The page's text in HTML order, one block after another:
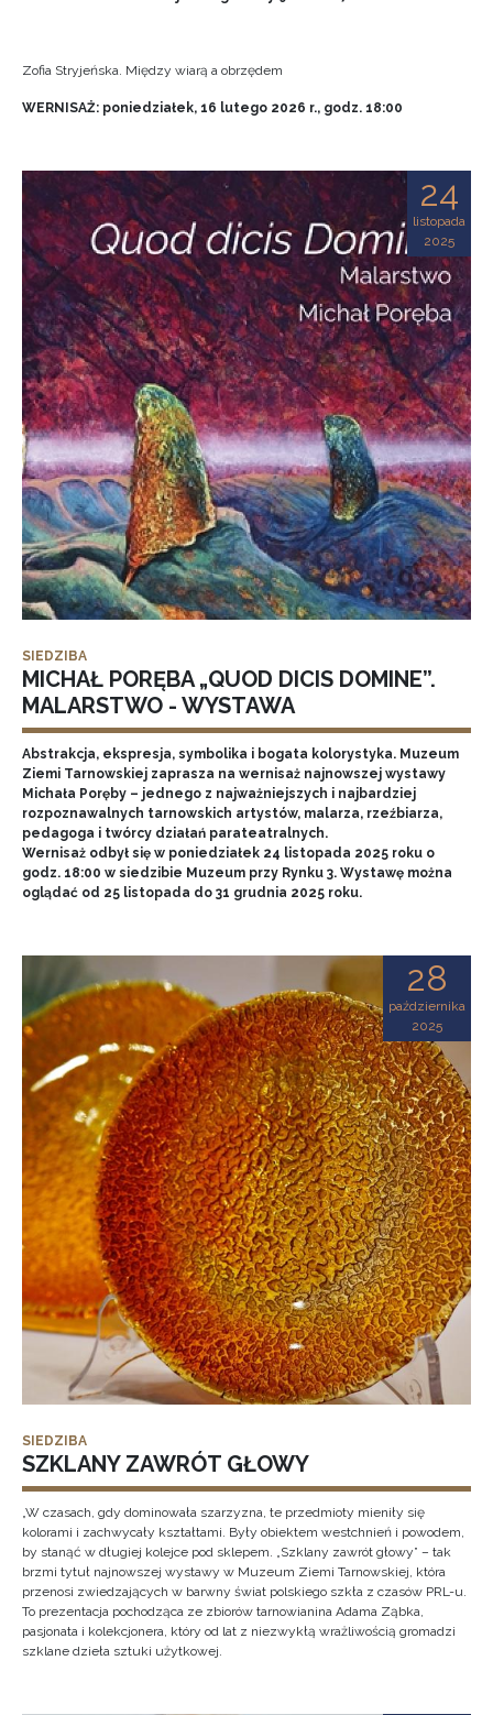
Zofia Stryjeńska. Między wiarą a obrzędem
WERNISAŻ: poniedziałek, 16 lutego 2026 r., godz. 18:00
24
listopada
2025
SIEDZIBA
MICHAŁ PORĘBA „QUOD DICIS DOMINE”.
MALARSTWO - WYSTAWA
Abstrakcja, ekspresja, symbolika i bogata kolorystyka. Muzeum
Ziemi Tarnowskiej zaprasza na wernisaż najnowszej wystawy
Michała Poręby – jednego z najważniejszych i najbardziej
rozpoznawalnych tarnowskich artystów, malarza, rzeźbiarza,
pedagoga i twórcy działań parateatralnych.
Wernisaż odbył się w poniedziałek 24 listopada 2025 roku o
godz. 18:00 w siedzibie Muzeum przy Rynku 3. Wystawę można
oglądać od 25 listopada do 31 grudnia 2025 roku.
28
października
2025
SIEDZIBA
SZKLANY ZAWRÓT GŁOWY
„W czasach, gdy dominowała szarzyzna, te przedmioty mieniły się
kolorami i zachwycały kształtami. Były obiektem westchnień i powodem,
by stanąć w długiej kolejce pod sklepem. „Szklany zawrót głowy” – tak
brzmi tytuł najnowszej wystawy w Muzeum Ziemi Tarnowskiej, która
przenosi zwiedzających w barwny świat polskiego szkła z czasów PRL-u.
To prezentacja pochodząca ze zbiorów tarnowianina Adama Ząbka,
pasjonata i kolekcjonera, który od lat z niezwykłą wrażliwością gromadzi
szklane dzieła sztuki użytkowej.